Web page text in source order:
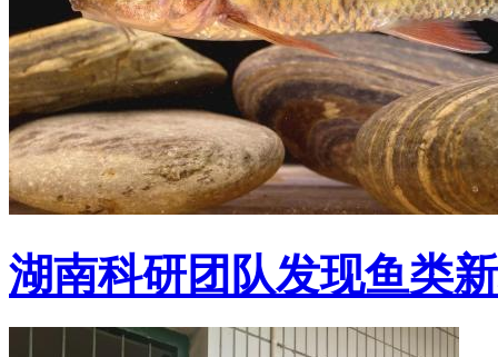
湖南科研团队发现鱼类